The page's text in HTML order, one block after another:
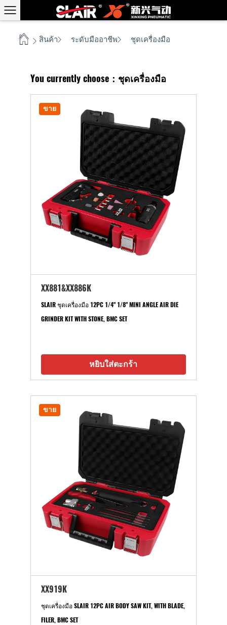
บ้าน สินค้า ระดับมืออาชีพ ชุดเครื่องมือ
You currently choose：ชุดเครื่องมือ
ขาย
XX881&XX886K
SLAIR ชุดเครื่องมือ 12PC 1/4" 1/8" MINI ANGLE AIR DIE
GRINDER KIT WITH STONE, BMC SET
หยิบใส่ตะกร้า
ขาย
XX919K
ชุดเครื่องมือ SLAIR 12PC AIR BODY SAW KIT, WITH BLADE,
FILER, BMC SET